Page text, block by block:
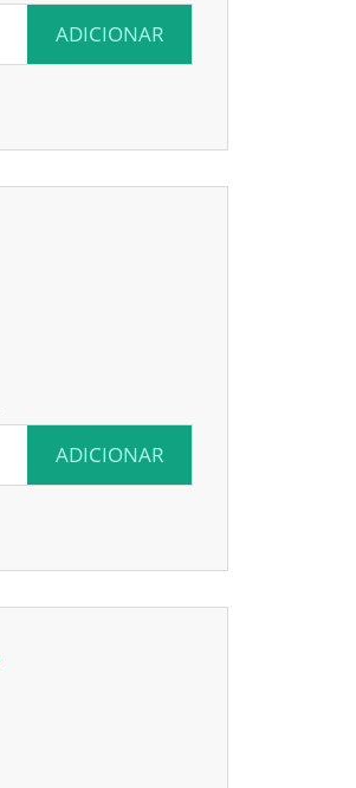
ADICIONAR
ADICIONAR